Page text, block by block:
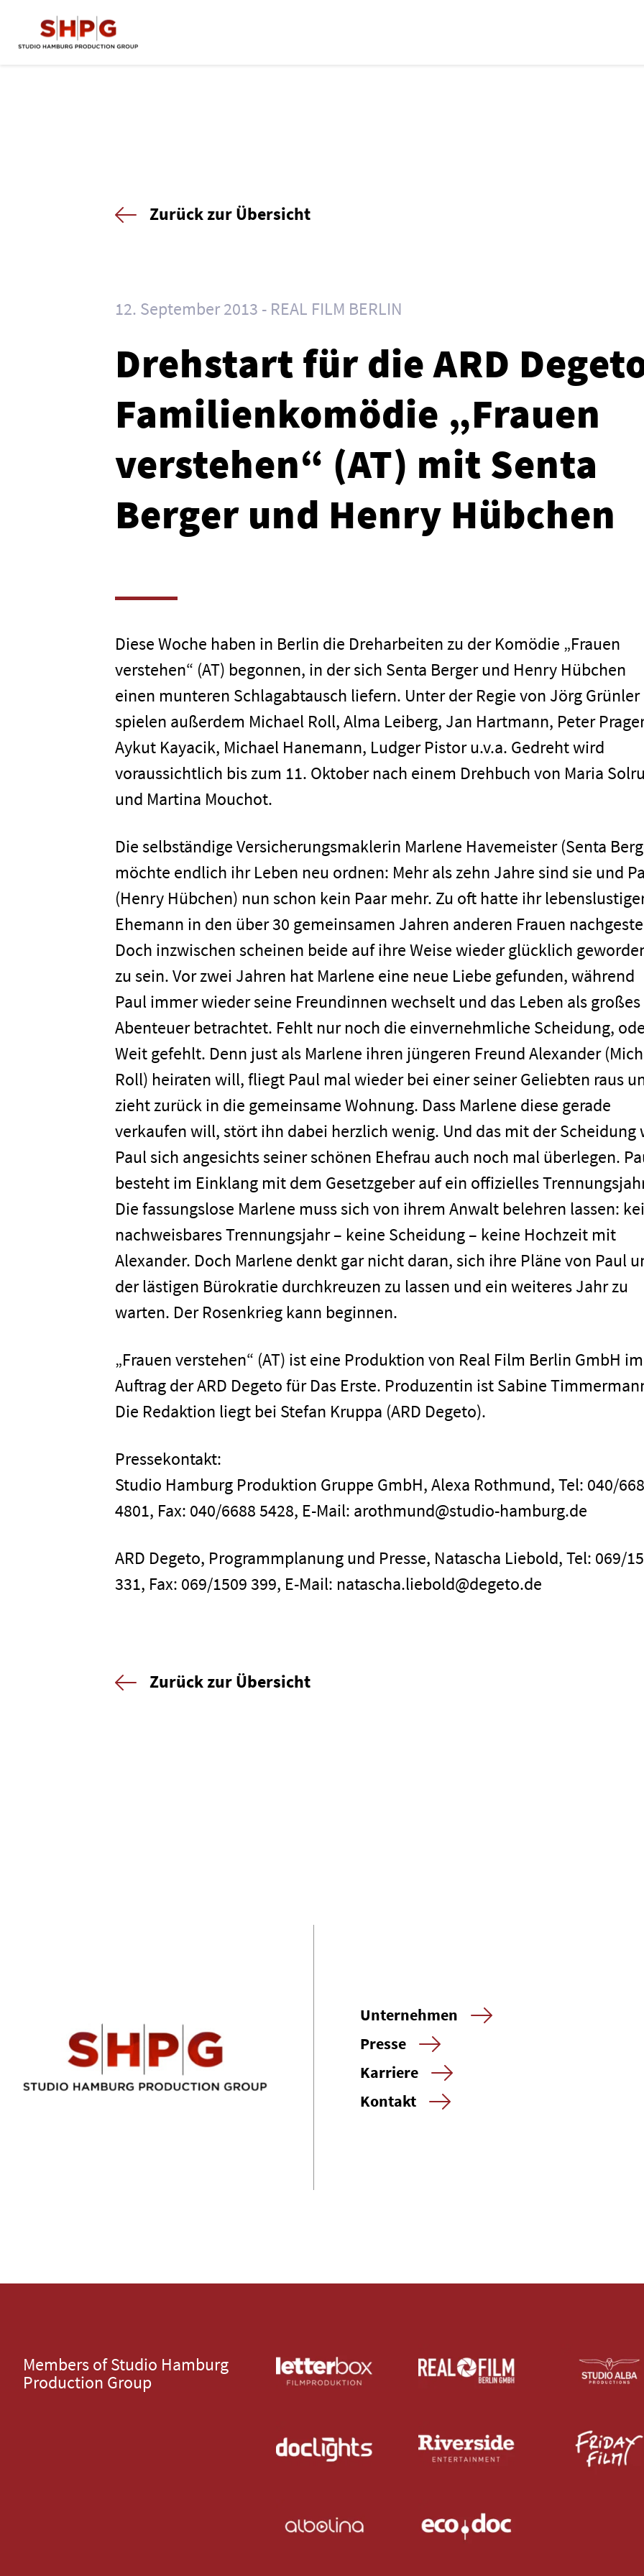
Zurück zur Übersicht
12. September 2013 REAL FILM BERLIN
Drehstart für die ARD
Familienkomödie „Frauen
verstehen“ (AT) mit Senta
Berger und Henry Hübchen
Diese Woche haben in Berlin die Dreharbeiten zu der Komödie „Frauen
verstehen“ (AT) begonnen, in der sich Senta Berger und Henry Hübchen
einen munteren Schlagabtausch liefern. Unter der Regie von Jörg Grünler
spielen außerdem Michael Roll, Alma Leiberg, Jan Hartmann, Peter
Aykut Kayacik, Michael Hanemann, Ludger Pistor u.v.a. Gedreht wird
voraussichtlich bis zum 11. Oktober nach einem Drehbuch von Maria
und Martina Mouchot.
Die selbständige Versicherungsmaklerin Marlene Havemeister (Senta
möchte endlich ihr Leben neu ordnen: Mehr als zehn Jahre sind sie und
(Henry Hübchen) nun schon kein Paar mehr. Zu oft hatte ihr
Ehemann in den über 30 gemeinsamen Jahren anderen Frauen
Doch inzwischen scheinen beide auf ihre Weise wieder glücklich
zu sein. Vor zwei Jahren hat Marlene eine neue Liebe gefunden, während
Paul immer wieder seine Freundinnen wechselt und das Leben als großes
Abenteuer betrachtet. Fehlt nur noch die einvernehmliche Scheidung,
Weit gefehlt. Denn just als Marlene ihren jüngeren Freund Alexander
Roll) heiraten will, fliegt Paul mal wieder bei einer seiner Geliebten raus
zieht zurück in die gemeinsame Wohnung. Dass Marlene diese gerade
verkaufen will, stört ihn dabei herzlich wenig. Und das mit der Scheidung
Paul sich angesichts seiner schönen Ehefrau auch noch mal überlegen.
besteht im Einklang mit dem Gesetzgeber auf ein offizielles
Die fassungslose Marlene muss sich von ihrem Anwalt belehren lassen:
nachweisbares Trennungsjahr – keine Scheidung – keine Hochzeit mit
Alexander. Doch Marlene denkt gar nicht daran, sich ihre Pläne von Paul
der lästigen Bürokratie durchkreuzen zu lassen und ein weiteres Jahr zu
warten. Der Rosenkrieg kann beginnen.
„Frauen verstehen“ (AT) ist eine Produktion von Real Film Berlin GmbH im
Auftrag der ARD Degeto für Das Erste. Produzentin ist Sabine
Die Redaktion liegt bei Stefan Kruppa (ARD Degeto).
Pressekontakt:
Studio Hamburg Produktion Gruppe GmbH, Alexa Rothmund, Tel: 040/
4801, Fax: 040/6688 5428, E-Mail: arothmund@studio-hamburg.de
ARD Degeto, Programmplanung und Presse, Natascha Liebold, Tel: 069/
331, Fax: 069/1509 399, E-Mail: natascha.liebold@degeto.de
Zurück zur Übersicht
Unternehmen
Presse
Karriere
Kontakt
Members of Studio Hamburg
Production Group
Home
Unternehmen
Presse
Karriere
Kontakt
Newsletter